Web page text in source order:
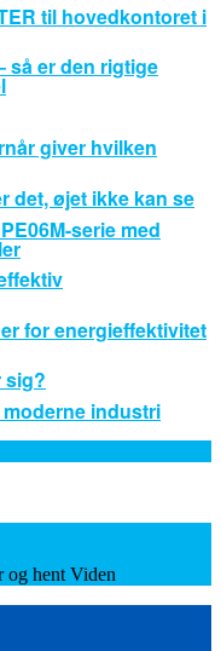
til hovedkontoret i
så er den rigtige
giver hvilken
det, øjet ikke kan se
serie med
for energieffektivitet
sig?
industri
og hent Viden